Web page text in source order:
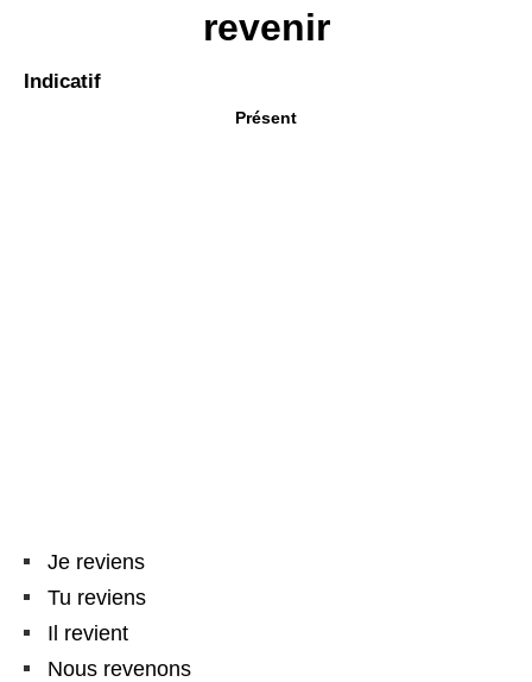
revenir
Indicatif
Présent
Je reviens
Tu reviens
Il revient
Nous revenons